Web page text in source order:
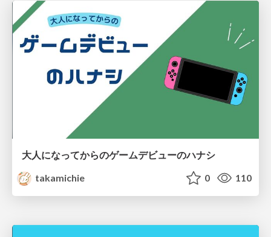
大人になってからのゲームデビューのハナシ
takamichie
0 110